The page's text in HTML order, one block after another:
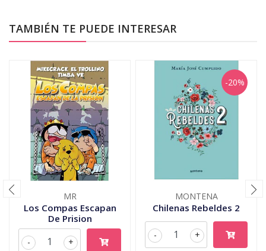
TAMBIÉN TE PUEDE INTERESAR
MR
Los Compas Escapan
De Prision
+
-
-20%
MONTENA
Chilenas Rebeldes 2
+
-